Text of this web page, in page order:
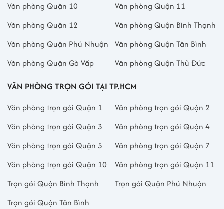
Văn phòng Quận 10
Văn phòng Quận 11
Văn phòng Quận 12
Văn phòng Quận Bình Thạnh
Văn phòng Quận Phú Nhuận
Văn phòng Quận Tân Bình
Văn phòng Quận Gò Vấp
Văn phòng Quận Thủ Đức
VĂN PHÒNG TRỌN GÓI TẠI TP.HCM
Văn phòng trọn gói Quận 1
Văn phòng trọn gói Quận 2
Văn phòng trọn gói Quận 3
Văn phòng trọn gói Quận 4
Văn phòng trọn gói Quận 5
Văn phòng trọn gói Quận 7
Văn phòng trọn gói Quận 10
Văn phòng trọn gói Quận 11
Trọn gói Quận Bình Thạnh
Trọn gói Quận Phú Nhuận
Trọn gói Quận Tân Bình